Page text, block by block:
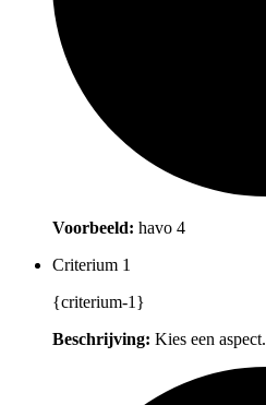
Voorbeeld: havo 4
Criterium 1
{criterium-1}
Beschrijving: Kies een aspect.